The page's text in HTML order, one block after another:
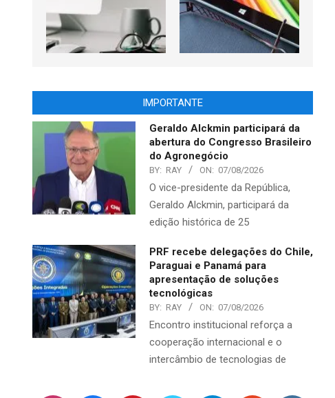
IMPORTANTE
Geraldo Alckmin participará da
abertura do Congresso Brasileiro
do Agronegócio
BY: RAY ON: 07/08/2026
O vice-presidente da República,
Geraldo Alckmin, participará da
edição histórica de 25
PRF recebe delegações do Chile,
Paraguai e Panamá para
apresentação de soluções
tecnológicas
BY: RAY ON: 07/08/2026
Encontro institucional reforça a
cooperação internacional e o
intercâmbio de tecnologias de